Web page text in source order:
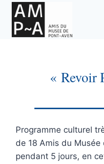
contenu
« Revoir
Programme culturel
de 18 Amis du
pendant 5 jours, en